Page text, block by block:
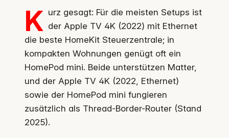
K urz gesagt: Für die meisten Setups ist
der Apple TV 4K (2022) mit Ethernet
die beste HomeKit Steuerzentrale; in
kompakten Wohnungen genügt oft ein
HomePod mini. Beide unterstützen Matter,
und der Apple TV 4K (2022, Ethernet)
sowie der HomePod mini fungieren
zusätzlich als Thread-Border-Router (Stand
2025).